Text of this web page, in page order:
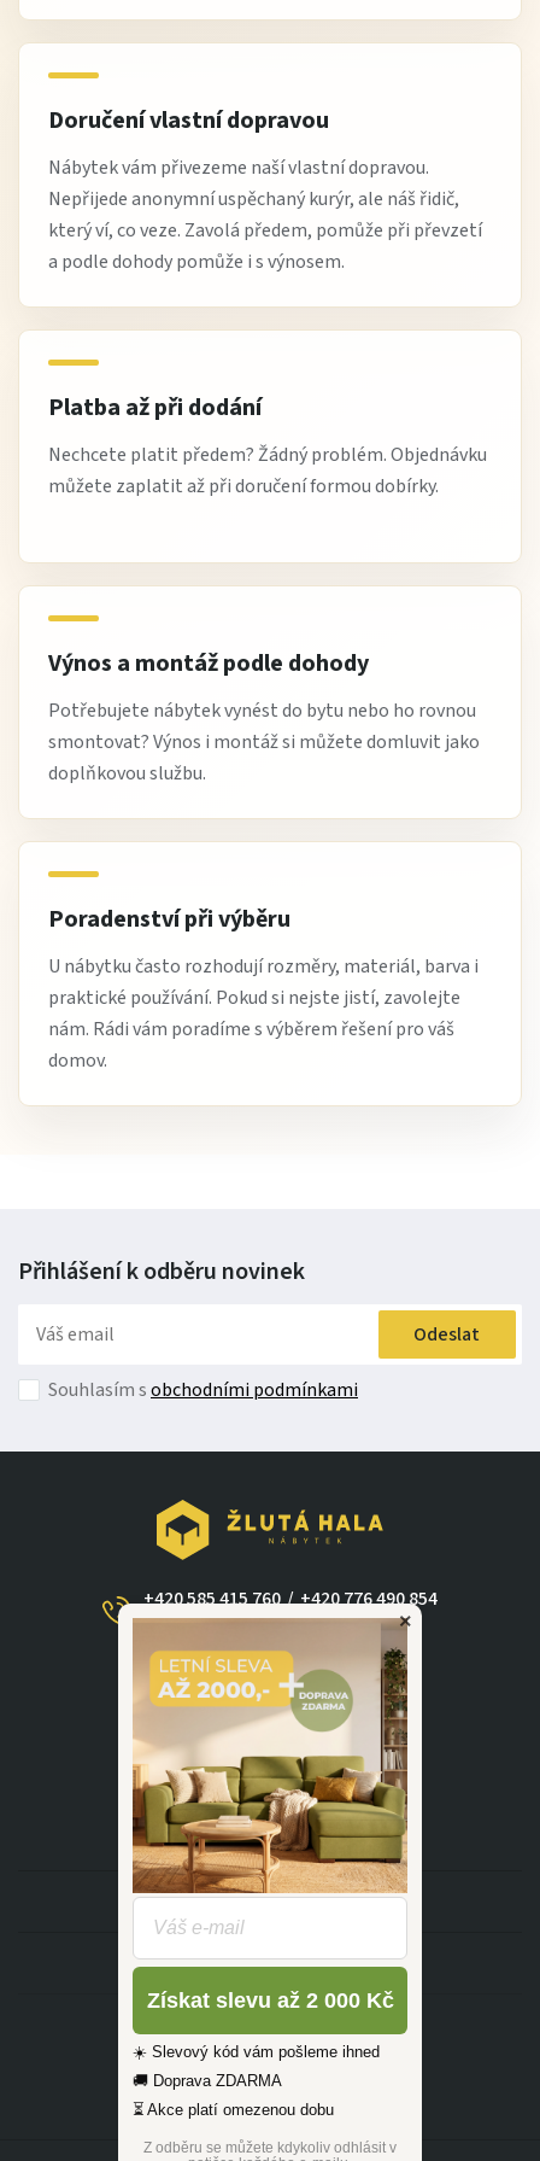
Doručení vlastní dopravou
Nábytek vám přivezeme naší vlastní dopravou.
Nepřijede anonymní uspěchaný kurýr, ale náš řidič,
který ví, co veze. Zavolá předem, pomůže při převzetí
a podle dohody pomůže i s výnosem.
Platba až při dodání
Nechcete platit předem? Žádný problém. Objednávku
můžete zaplatit až při doručení formou dobírky.
Výnos a montáž podle dohody
Potřebujete nábytek vynést do bytu nebo ho rovnou
smontovat? Výnos i montáž si můžete domluvit jako
doplňkovou službu.
Poradenství při výběru
U nábytku často rozhodují rozměry, materiál, barva i
praktické používání. Pokud si nejste jistí, zavolejte
nám. Rádi vám poradíme s výběrem řešení pro váš
domov.
Přihlášení k odběru novinek
Odeslat
Souhlasím sobchodními podmínkami
+420 585 415 760 / +420 776 490 854
dotazy@zlutahala.cz
KATEGORIE
INFORMACE
×
Získat slevu až 2 000 Kč
☀️ Slevový kód vám pošleme ihned
🚚 Doprava ZDARMA
⏳ Akce platí omezenou dobu
Z odběru se můžete kdykoliv odhlásit v